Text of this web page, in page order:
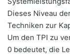
Dieses Niveau
Techniken zur
Um den TPI zu
0 bedeutet, die